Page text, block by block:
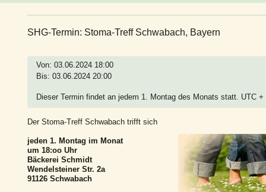
SHG-Termin: Stoma-Treff Schwabach, Bayern
Von: 03.06.2024 18:00
Bis: 03.06.2024 20:00
Dieser Termin findet an jedem 1. Montag des Monats statt. UTC +
Der Stoma-Treff Schwabach trifft sich
jeden 1. Montag im Monat
um 18:oo Uhr
Bäckerei Schmidt
Wendelsteiner Str. 2a
91126 Schwabach